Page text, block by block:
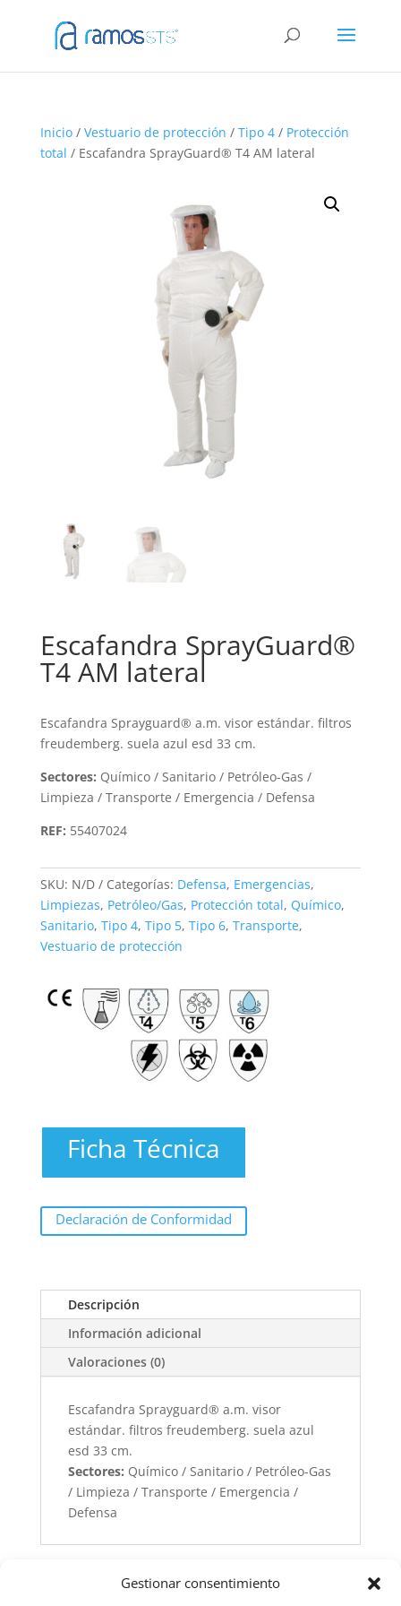
Gestionar consentimiento
Inicio/ Vestuario de protección / Tipo 4/ Protección
total / Escafandra SprayGuard® T4 AM lateral
Escafandra SprayGuard®
T4 AM lateral
Escafandra Sprayguard® a.m. visor estándar. filtros
freudemberg. suela azul esd 33 cm.
Sectores: Químico / Sanitario / Petróleo-Gas /
Limpieza / Transporte / Emergencia / Defensa
REF: 55407024
SKU: N/D Categorías: Defensa, Emergencias,
Limpiezas, Petróleo/Gas, Protección total, Químico,
Sanitario, Tipo 4, Tipo 5, Tipo 6, Transporte,
Vestuario de protección
Ficha Técnica
Declaración de Conformidad
Descripción
Información adicional
Valoraciones (0)
Escafandra Sprayguard® a.m. visor
estándar. filtros freudemberg. suela azul
esd 33 cm.
Sectores: Químico / Sanitario / Petróleo-Gas
/ Limpieza / Transporte / Emergencia /
Defensa